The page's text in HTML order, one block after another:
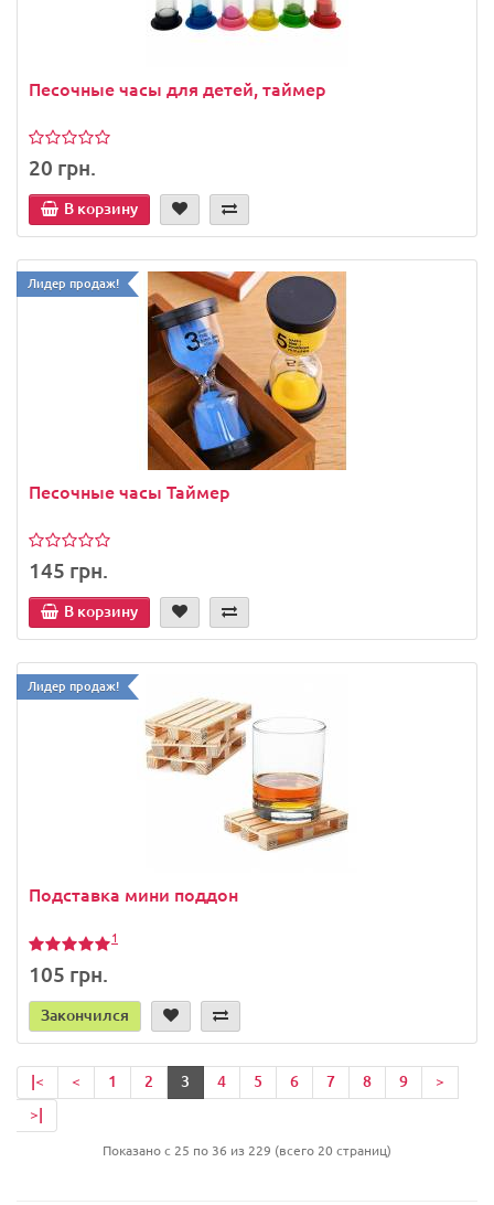
Песочные часы для детей, таймер
20 грн.
В корзину
Лидер продаж!
Песочные часы Таймер
145 грн.
В корзину
Лидер продаж!
Подставка мини поддон
1
105 грн.
Закончился
|< < 1 2 3 4 5 6 7 8 9
>
>|
Показано с 25 по 36 из 229 (всего 20 страниц)